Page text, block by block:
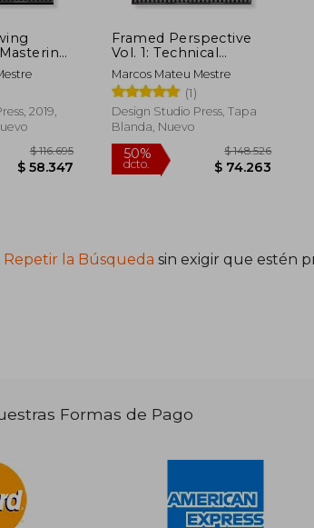
and
Visual
Inglés)
2019,
Framed Perspective
Vol. 1: Technical
Drawing for Visual
Storytelling (en Inglés)
Marcos Mateu Mestre
(1)
Design Studio Press, Tapa
Blanda, Nuevo
Repetir la Búsqueda sin exigir que estén
Formas de Pago